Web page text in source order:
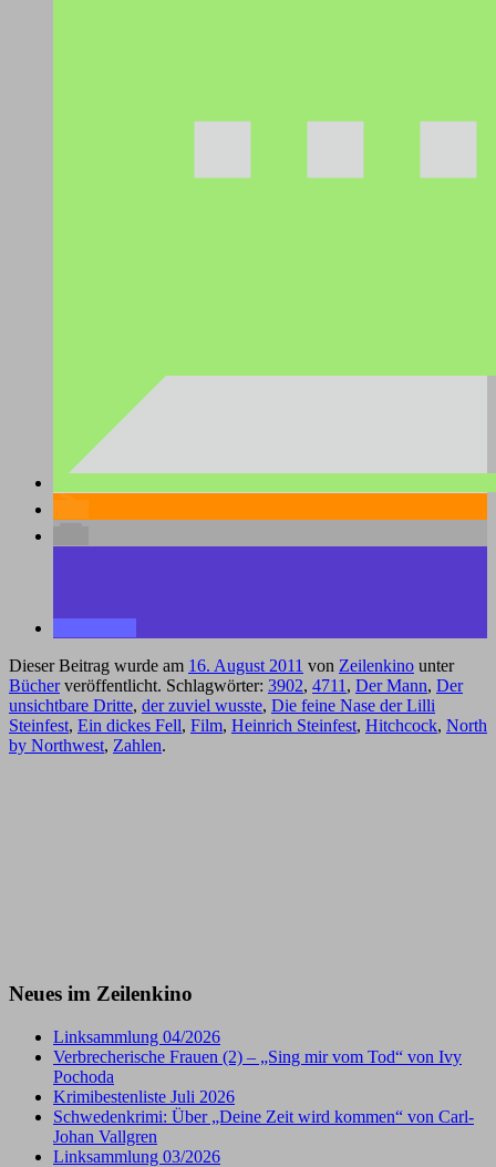
Dieser Beitrag wurde am 16. August 2011 von Zeilenkino unter
Bücherveröffentlicht. Schlagwörter: 3902, 4711 , Der Mann, Der
unsichtbare Dritte, der zuviel wusste, Die feine Nase der Lilli
Steinfest, Ein dickes Fell, Film, Heinrich Steinfest, Hitchcock, North
by Northwest, Zahlen.
Neues im Zeilenkino
Linksammlung 04/2026
Verbrecherische Frauen (2) – „Sing mir vom Tod“ von Ivy
Pochoda
Krimibestenliste Juli 2026
Schwedenkrimi: Über „Deine Zeit wird kommen“ von Carl-
Johan Vallgren
Linksammlung 03/2026